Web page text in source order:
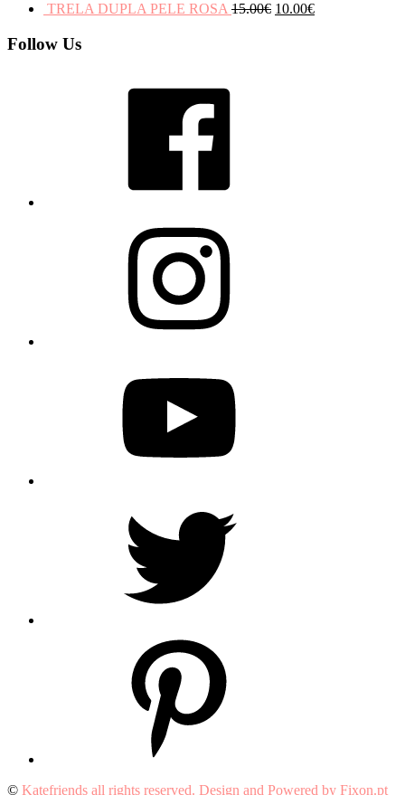
TRELA DUPLA PELE ROSA 15.00€ 10.00€
Follow Us
© Katefriends all rights reserved. Design and Powered by Fixon.pt